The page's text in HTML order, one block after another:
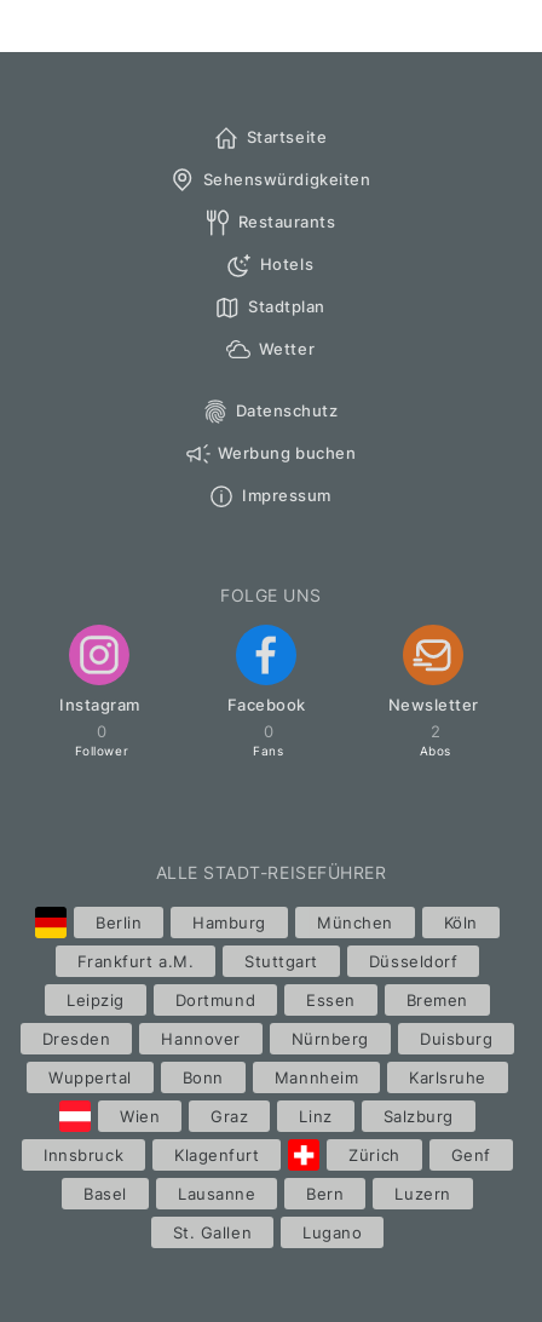
Startseite
Sehenswürdigkeiten
Restaurants
Hotels
Stadtplan
Wetter
Datenschutz
Werbung buchen
Impressum
FOLGE UNS
Instagram
0
Follower
Facebook
0
Fans
Newsletter
2
Abos
ALLE STADT-REISEFÜHRER
Berlin Hamburg München
Köln
Frankfurt a.M.
Stuttgart
Düsseldorf
Leipzig
Dortmund Essen
Bremen
Dresden
Hannover Nürnberg
Duisburg
Wuppertal
Bonn Mannheim
Karlsruhe
Wien
Graz Linz
Salzburg
Innsbruck
Klagenfurt Zürich
Genf
Basel
Lausanne Bern
Luzern
St. Gallen
Lugano